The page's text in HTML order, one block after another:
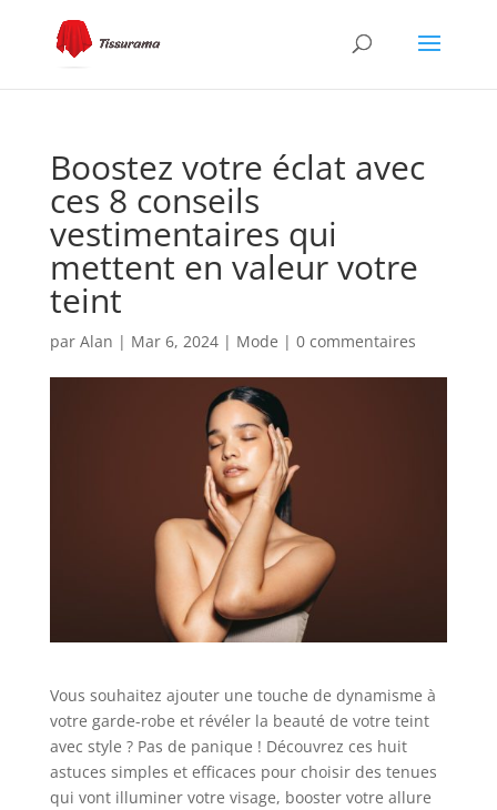
Boostez votre éclat avec
ces 8 conseils
vestimentaires qui
mettent en valeur votre
teint
par Alan | Mar 6, 2024| Mode | 0 commentaires
Vous souhaitez ajouter une touche de dynamisme à
votre garde-robe et révéler la beauté de votre teint
avec style ? Pas de panique ! Découvrez ces huit
astuces simples et efficaces pour choisir des tenues
qui vont illuminer votre visage, booster votre allure